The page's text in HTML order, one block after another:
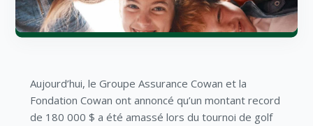
Aujourd’hui, le Groupe Assurance Cowan et la
Fondation Cowan ont annoncé qu’un montant record
de 180 000 $ a été amassé lors du tournoi de golf